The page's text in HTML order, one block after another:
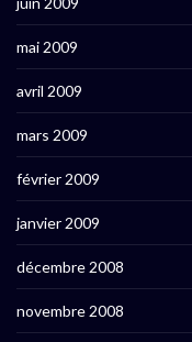
mai 2009
avril 2009
mars 2009
février 2009
janvier 2009
décembre 2008
novembre 2008